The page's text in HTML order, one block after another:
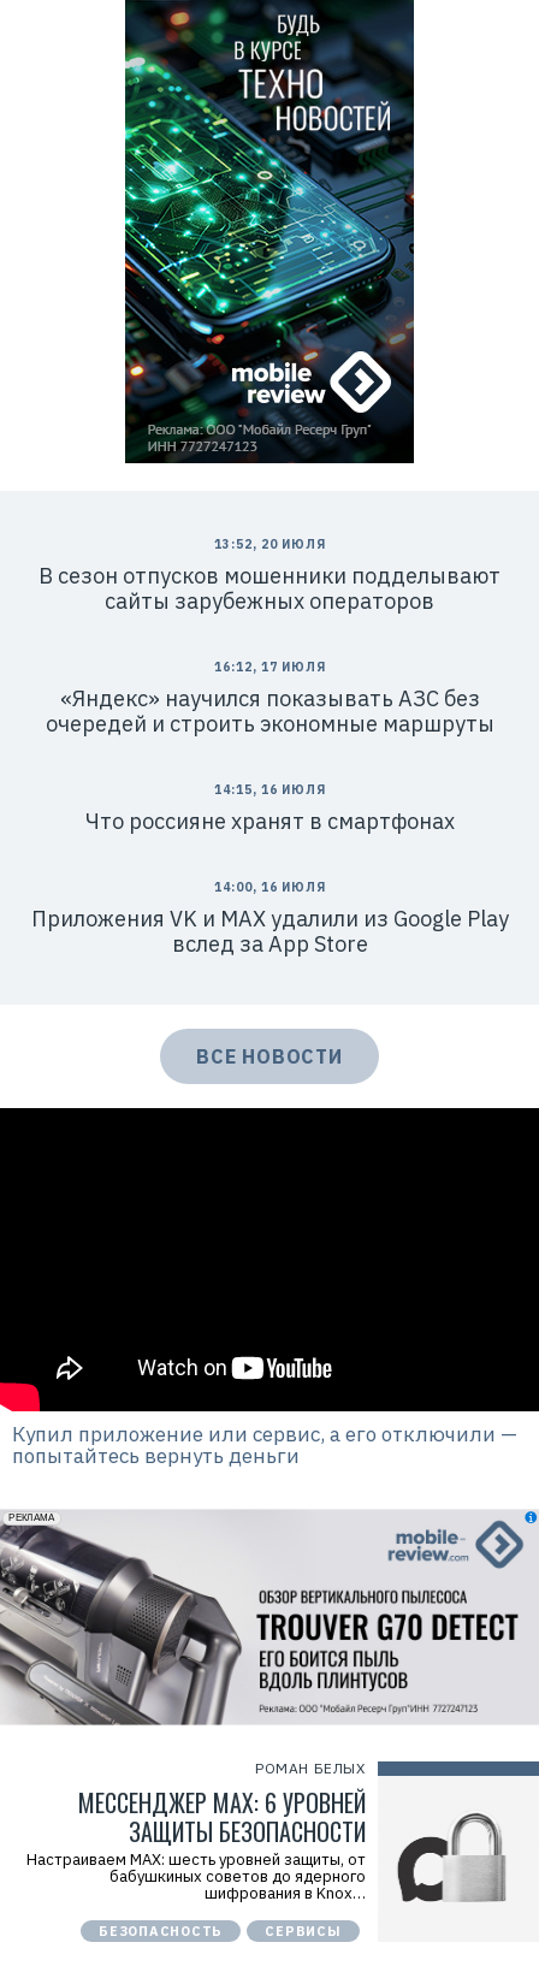
РОМАН БЕЛЫХ
МЕССЕНДЖЕР MAX: 6 УРОВНЕЙ
ЗАЩИТЫ БЕЗОПАСНОСТИ
Настраиваем MAX: шесть уровней защиты, от
бабушкиных советов до ядерного
шифрования в Knox…
БЕЗОПАСНОСТЬ СЕРВИСЫ
13:52, 20 ИЮЛЯ
В сезон отпусков мошенники подделывают
сайты зарубежных операторов
16:12, 17 ИЮЛЯ
«Яндекс» научился показывать АЗС без
очередей и строить экономные маршруты
14:15, 16 ИЮЛЯ
Что россияне хранят в смартфонах
14:00, 16 ИЮЛЯ
Приложения VK и МАХ удалили из Google Play
вслед за App Store
ВСЕ НОВОСТИ
Купил приложение или сервис, а его отключили —
попытайтесь вернуть деньги
erid: 2VfnxxmNzs5
РЕКЛАМА